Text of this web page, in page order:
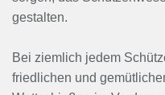
gestalten.
Bei ziemlich jedem
friedlichen und